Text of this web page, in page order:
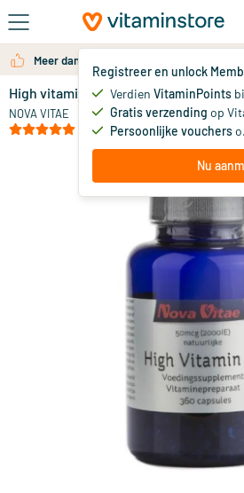
Ga naar de hoofdinhoud
Registreer en unlock
Verdien VitaminPoints
Gratis verzending op
Persoonlijke vouchers
Nu
Meer dan 325.000 tevreden klanten per
High vitamine D3 2000IU 50 mcg
NOVA VITAE